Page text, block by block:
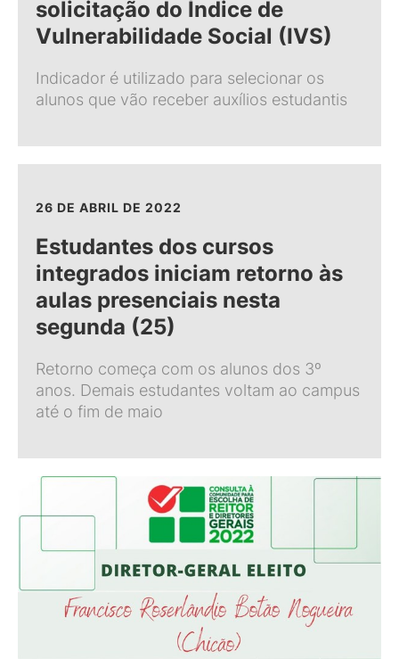
solicitação do Índice de
Vulnerabilidade Social (IVS)
Indicador é utilizado para selecionar os
alunos que vão receber auxílios estudantis
26 DE ABRIL DE 2022
Estudantes dos cursos
integrados iniciam retorno às
aulas presenciais nesta
segunda (25)
Retorno começa com os alunos dos 3º
anos. Demais estudantes voltam ao campus
até o fim de maio